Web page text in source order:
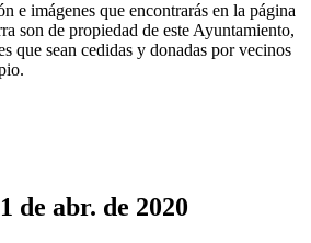
e imágenes que encontrarás en la página
son de propiedad de este Ayuntamiento,
que sean cedidas y donadas por vecinos
de abr. de 2020